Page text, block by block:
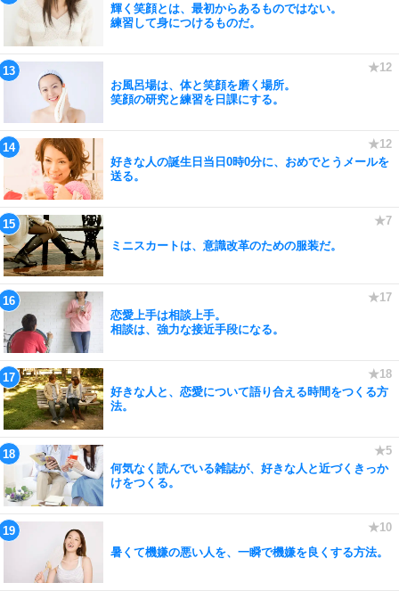
輝く笑顔とは、最初からあるものではない。
練習して身につけるものだ。
お風呂場は、体と笑顔を磨く場所。
笑顔の研究と練習を日課にする。
好きな人の誕生日当日0時0分に、おめでとうメールを
送る。
ミニスカートは、意識改革のための服装だ。
恋愛上手は相談上手。
相談は、強力な接近手段になる。
好きな人と、恋愛について語り合える時間をつくる方
法。
何気なく読んでいる雑誌が、好きな人と近づくきっか
けをつくる。
暑くて機嫌の悪い人を、一瞬で機嫌を良くする方法。